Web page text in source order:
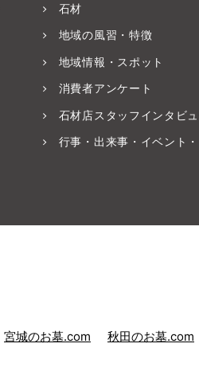
石材
地域の風習・特徴
地域情報・スポット
消費者アンケート
石材店スタッフインタビ
行事・出来事・イベント
宮城のお墓.com 秋田のお墓.com